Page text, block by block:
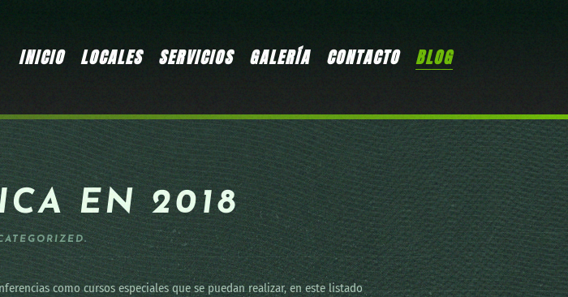
INICIO LOCALES SERVICIOS GALERÍA CONTACTO BLOG
EN 2018
.
como cursos especiales que se puedan realizar, en este listado